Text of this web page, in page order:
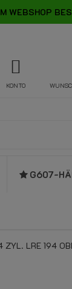
WEBSHOP
KONTO
G607-
ZYL. LRE 194